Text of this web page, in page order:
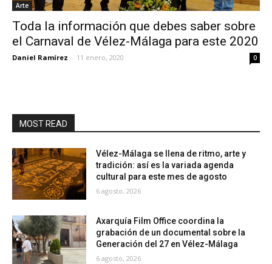
Arte
Toda la información que debes saber sobre
el Carnaval de Vélez-Málaga para este 2020
Daniel Ramírez - 11 enero, 2020 0
MOST READ
Vélez-Málaga se llena de ritmo, arte y
tradición: así es la variada agenda
cultural para este mes de agosto
6 agosto, 2026
Axarquía Film Office coordina la
grabación de un documental sobre la
Generación del 27 en Vélez-Málaga
6 agosto, 2026